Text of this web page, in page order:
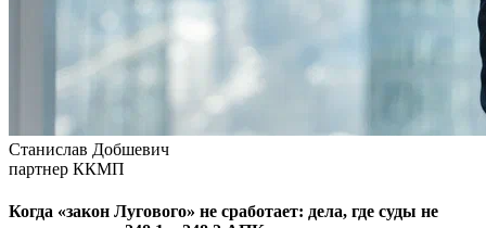
Станислав Добшевич
партнер ККМП
Когда «закон Лугового» не сработает: дела, где суды не